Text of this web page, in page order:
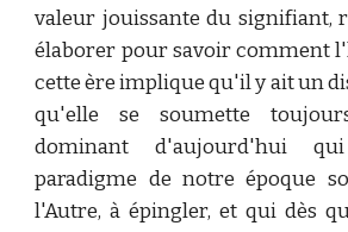
valeur jouissante du signifiant,
élaborer pour savoir comment
cette ère implique qu'il y ait un
qu'elle se soumette
dominant d'aujourd'hui
paradigme de notre époque
l'Autre, à épingler, et qui dès